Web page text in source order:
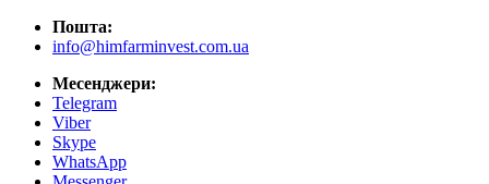
Пошта:
info@himfarminvest.com.ua
Месенджери:
Telegram
Viber
Skype
WhatsApp